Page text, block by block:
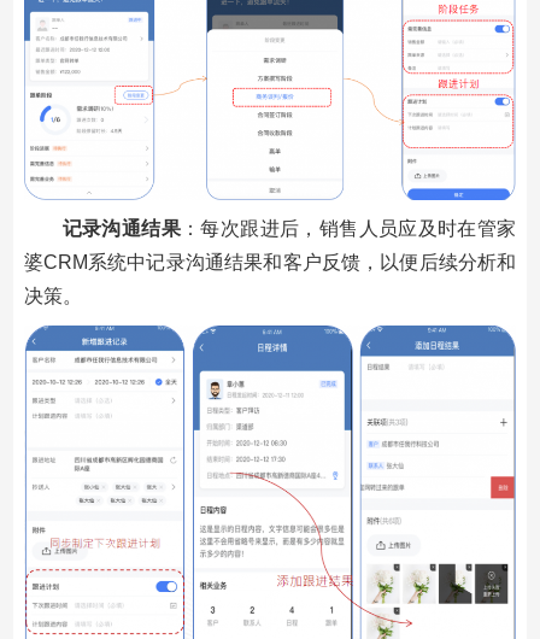
记录沟通结果 ：每次跟进后，销售人员应及时在管家
婆CRM系统中记录沟通结果和客户反馈，以便后续分析和
决策。